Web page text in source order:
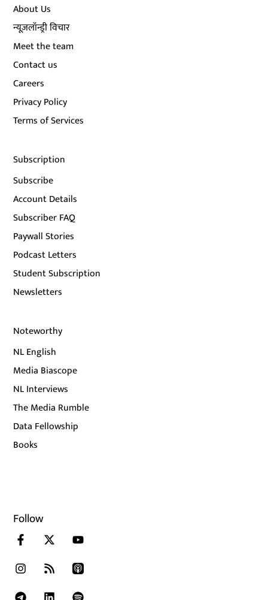
About Us
न्यूज़लॉन्ड्री विचार
Meet the team
Contact us
Careers
Privacy Policy
Terms of Services
Subscription
Subscribe
Account Details
Subscriber FAQ
Paywall Stories
Podcast Letters
Student Subscription
Newsletters
Noteworthy
NL English
Media Biascope
NL Interviews
The Media Rumble
Data Fellowship
Books
Follow